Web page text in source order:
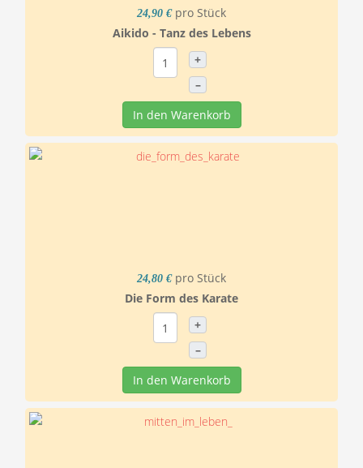
24,90 € pro Stück
Aikido - Tanz des Lebens
+
–
In den Warenkorb
24,80 € pro Stück
Die Form des Karate
+
–
In den Warenkorb